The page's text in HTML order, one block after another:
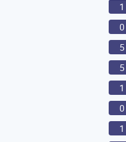
1
0
5
5
1
0
1